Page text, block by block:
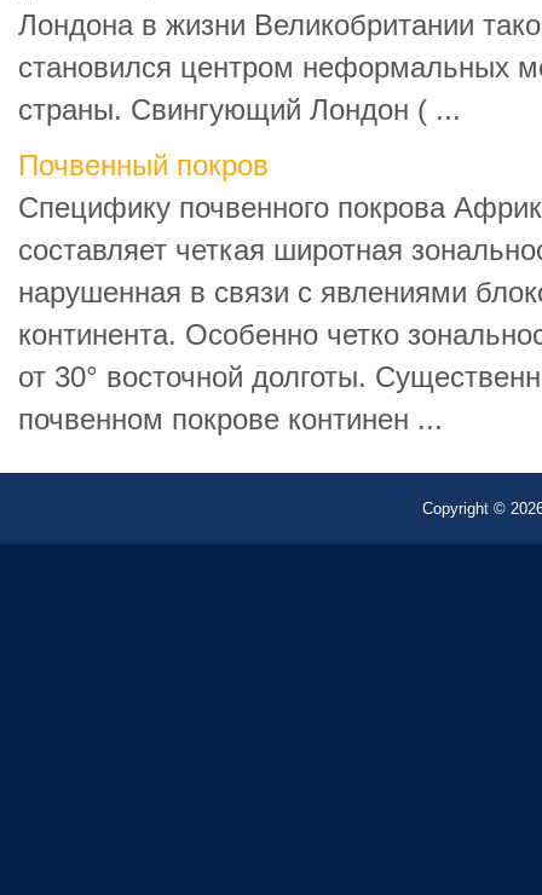
Лондона в жизни Великобритании
становился центром неформальных
страны. Свингующий Лондон ( ...
Почвенный покров
Специфику почвенного покрова
составляет четкая широтная
нарушенная в связи с явлениями
континента. Особенно четко
от 30° восточной долготы.
почвенном покрове континен ...
Copyright ©